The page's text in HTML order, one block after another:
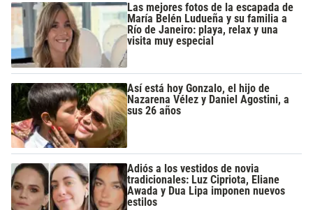
Las mejores fotos de la escapada de
María Belén Ludueña y su familia a
Río de Janeiro: playa, relax y una
visita muy especial
Así está hoy Gonzalo, el hijo de
Nazarena Vélez y Daniel Agostini, a
sus 26 años
Adiós a los vestidos de novia
tradicionales: Luz Cipriota, Eliane
Awada y Dua Lipa imponen nuevos
estilos